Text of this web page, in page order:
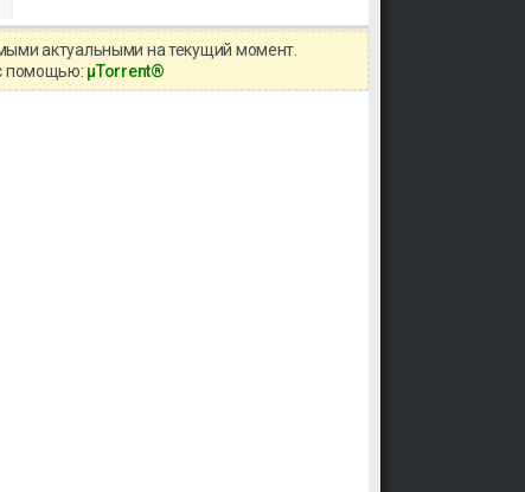
актуальными на текущий момент.
помощью: μTorrent®